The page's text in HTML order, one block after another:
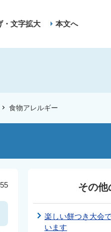
・文字拡大 本文へ
食物アレルギー
その他
楽しい餅つき大会
います